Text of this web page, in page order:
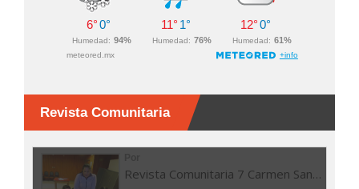
Revista Comunitaria